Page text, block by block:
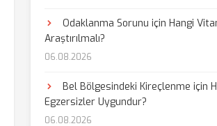
Odaklanma Sorunu için Hangi
Araştırılmalı?
06.08.2026
Bel Bölgesindeki Kireçlenme için
Egzersizler Uygundur?
06.08.2026